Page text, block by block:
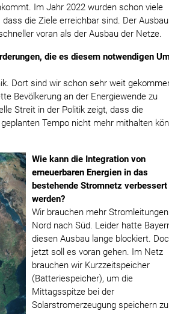
Im Jahr 2022 wurden schon viele
die Ziele erreichbar sind. Der
voran als der Ausbau der Netze.
die es diesem notwendigen
Dort sind wir schon sehr weit
Bevölkerung an der Energiewende zu
Streit in der Politik zeigt, dass die
Tempo nicht mehr mithalten
Wie kann die Integration von
erneuerbaren Energien in das
bestehende Stromnetz verbessert
werden?
Wir brauchen mehr
Nord nach Süd. Leider hatte
diesen Ausbau lange blockiert.
jetzt soll es voran gehen. Im Netz
brauchen wir Kurzzeitspeicher
(Batteriespeicher), um die
Mittagsspitze bei der
Solarstromerzeugung speichern zu